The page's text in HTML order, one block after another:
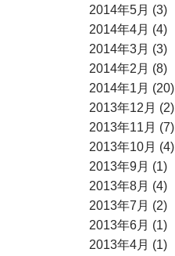
2014年5月 (3)
2014年4月 (4)
2014年3月 (3)
2014年2月 (8)
2014年1月 (20)
2013年12月 (2)
2013年11月 (7)
2013年10月 (4)
2013年9月 (1)
2013年8月 (4)
2013年7月 (2)
2013年6月 (1)
2013年4月 (1)